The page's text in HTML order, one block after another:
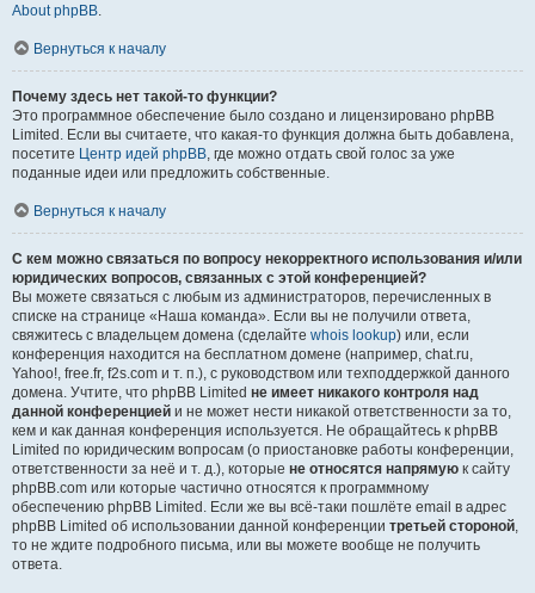
About phpBB.
Вернуться к началу
Почему здесь нет такой-то функции?
Это программное обеспечение было создано и лицензировано phpBB
Limited. Если вы считаете, что какая-то функция должна быть добавлена,
посетите Центр идей phpBB, где можно отдать свой голос за уже
поданные идеи или предложить собственные.
Вернуться к началу
С кем можно связаться по вопросу некорректного использования и/или
юридических вопросов, связанных с этой конференцией?
Вы можете связаться с любым из администраторов, перечисленных в
списке на странице «Наша команда». Если вы не получили ответа,
свяжитесь с владельцем домена (сделайте whois lookup) или, если
конференция находится на бесплатном домене (например, chat.ru,
Yahoo!, free.fr, f2s.com и т. п.), с руководством или техподдержкой данного
домена. Учтите, что phpBB Limited не имеет никакого контроля над
данной конференцией и не может нести никакой ответственности за то,
кем и как данная конференция используется. Не обращайтесь к phpBB
Limited по юридическим вопросам (о приостановке работы конференции,
ответственности за неё и т. д.), которые не относятся напрямую к сайту
phpBB.com или которые частично относятся к программному
обеспечению phpBB Limited. Если же вы всё-таки пошлёте email в адрес
phpBB Limited об использовании данной конференции третьей стороной,
то не ждите подробного письма, или вы можете вообще не получить
ответа.